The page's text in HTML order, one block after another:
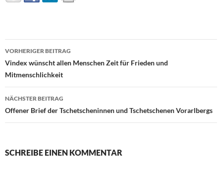
Beitragsnavigation
VORHERIGER BEITRAG
Vindex wünscht allen Menschen Zeit für Frieden und
Mitmenschlichkeit
NÄCHSTER BEITRAG
Offener Brief der Tschetscheninnen und Tschetschenen Vorarlbergs
SCHREIBE EINEN KOMMENTAR